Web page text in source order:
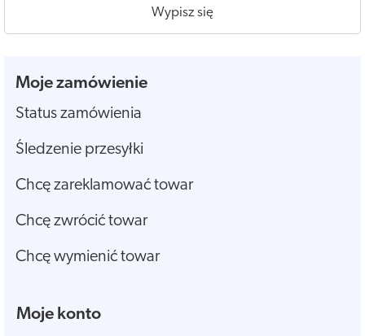
Wypisz się
Moje zamówienie
Status zamówienia
Śledzenie przesyłki
Chcę zareklamować towar
Chcę zwrócić towar
Chcę wymienić towar
Moje konto